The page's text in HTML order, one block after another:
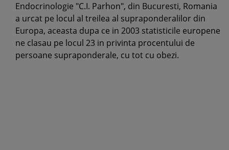
Endocrinologie "C.I. Parhon", din Bucuresti, Romania
a urcat pe locul al treilea al supraponderalilor din
Europa, aceasta dupa ce in 2003 statisticile europene
ne clasau pe locul 23 in privinta procentului de
persoane supraponderale, cu tot cu obezi.